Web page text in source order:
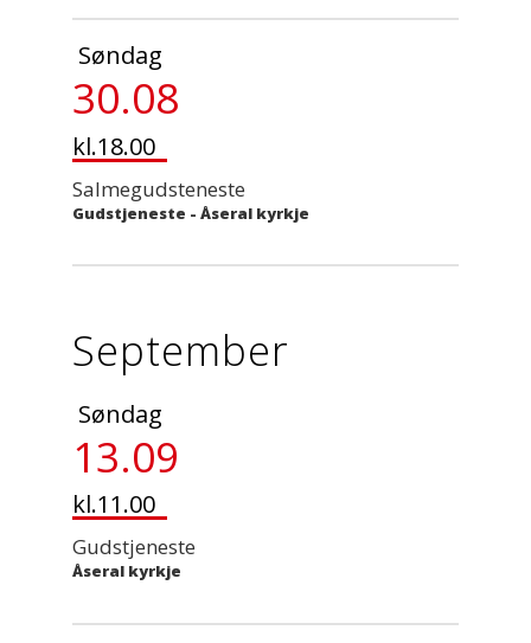
Søndag
30.08
kl.18.00
Salmegudsteneste
Gudstjeneste - Åseral kyrkje
September
Søndag
13.09
kl.11.00
Gudstjeneste
Åseral kyrkje